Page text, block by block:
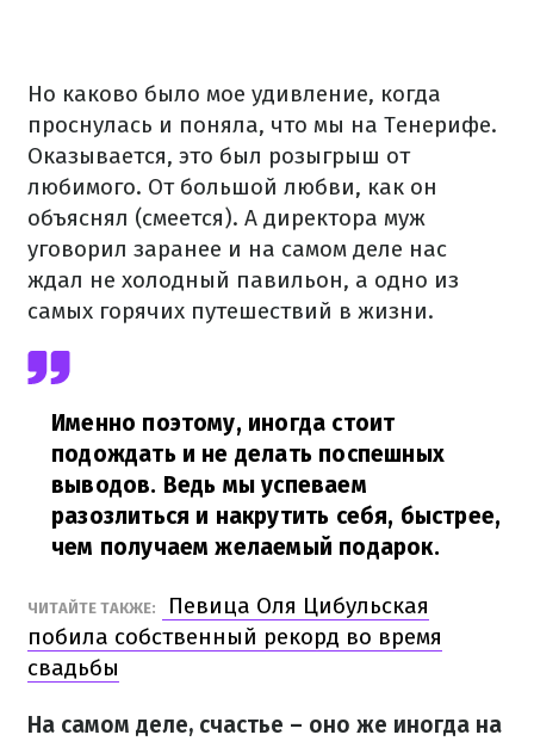
Но каково было мое удивление, когда
проснулась и поняла, что мы на Тенерифе.
Оказывается, это был розыгрыш от
любимого. От большой любви, как он
объяснял (смеется). А директора муж
уговорил заранее и на самом деле нас
ждал не холодный павильон, а одно из
самых горячих путешествий в жизни.
Именно поэтому, иногда стоит
подождать и не делать поспешных
выводов. Ведь мы успеваем
разозлиться и накрутить себя, быстрее,
чем получаем желаемый подарок.
ЧИТАЙТЕ ТАКЖЕ:
Певица Оля Цибульская
побила собственный рекорд во время
свадьбы
На самом деле, счастье – оно же иногда на